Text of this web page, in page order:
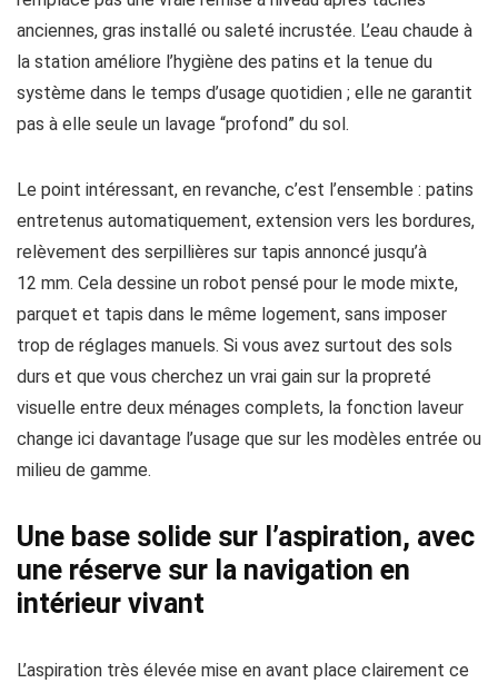
anciennes, gras installé ou saleté incrustée. L’eau chaude à
la station améliore l’hygiène des patins et la tenue du
système dans le temps d’usage quotidien ; elle ne garantit
pas à elle seule un lavage “profond” du sol.
Le point intéressant, en revanche, c’est l’ensemble : patins
entretenus automatiquement, extension vers les bordures,
relèvement des serpillières sur tapis annoncé jusqu’à
12 mm. Cela dessine un robot pensé pour le mode mixte,
parquet et tapis dans le même logement, sans imposer
trop de réglages manuels. Si vous avez surtout des sols
durs et que vous cherchez un vrai gain sur la propreté
visuelle entre deux ménages complets, la fonction laveur
change ici davantage l’usage que sur les modèles entrée ou
milieu de gamme.
Une base solide sur l’aspiration, avec
une réserve sur la navigation en
intérieur vivant
L’aspiration très élevée mise en avant place clairement ce